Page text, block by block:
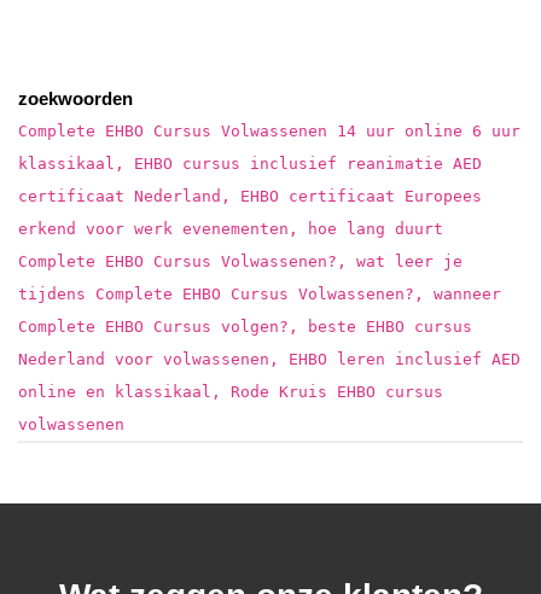
zoekwoorden
Complete EHBO Cursus Volwassenen 14 uur online 6 uur
klassikaal, EHBO cursus inclusief reanimatie AED
certificaat Nederland, EHBO certificaat Europees
erkend voor werk evenementen, hoe lang duurt
Complete EHBO Cursus Volwassenen?, wat leer je
tijdens Complete EHBO Cursus Volwassenen?, wanneer
Complete EHBO Cursus volgen?, beste EHBO cursus
Nederland voor volwassenen, EHBO leren inclusief AED
online en klassikaal, Rode Kruis EHBO cursus
volwassenen